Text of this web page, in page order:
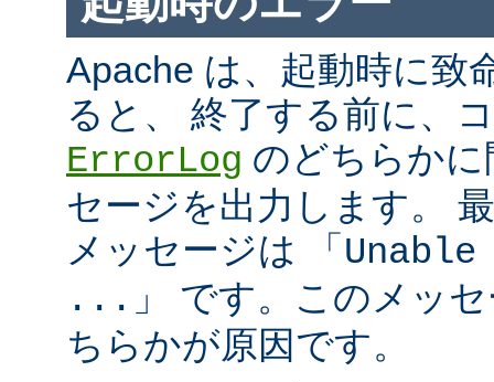
Apache は、起動時に致
ると、 終了する前に、
ErrorLog のどちらか
セージを出力します。
メッセージは 「
... 」 です。このメッ
ちらかが原因です。